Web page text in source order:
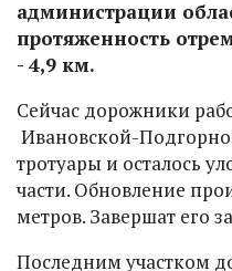
администрации
протяженность
- 4,9 км.
Сейчас дорожники
Ивановской-
тротуары и осталось
части. Обновление
метров. Завершат его
Последним участком